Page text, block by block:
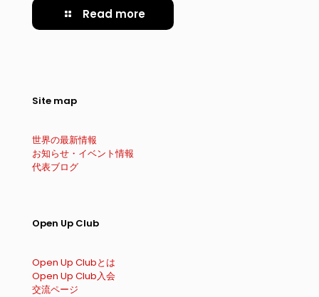
Read more
Site map
世界の最新情報
お知らせ・イベント情報
代表ブログ
Open Up Club
Open Up Clubとは
Open Up Club入会
交流ページ